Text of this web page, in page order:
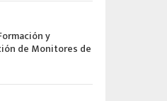
y
de Monitores de